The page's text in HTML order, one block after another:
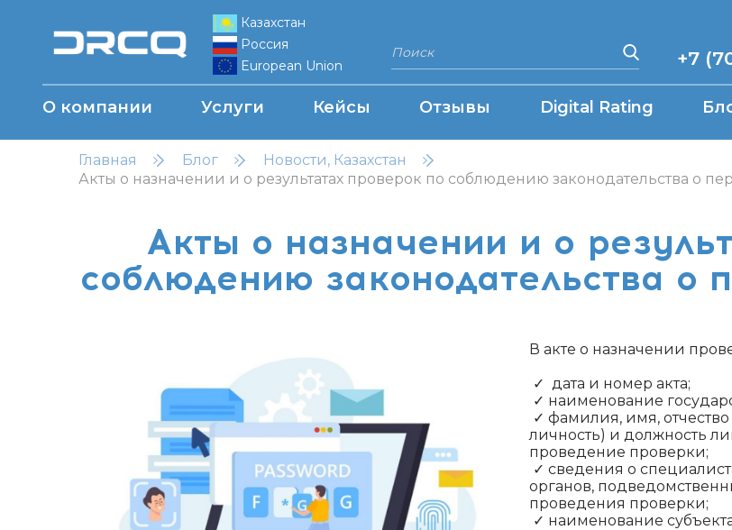
Казахстан
Россия
European Union
+7
О компании Услуги Кейсы Отзывы Digital Rating
Главная Блог
Новости, Казахстан
Акты о назначении и о результатах проверок по соблюдению законодательства о
Акты о назначении и о
соблюдению законодательства о
В акте о назначении
✓ дата и номер акта;
✓ наименование
✓ фамилия, имя,
личность) и должность
проведение проверки;
✓ сведения о
органов,
проведения проверки;
✓ наименование